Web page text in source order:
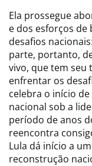
Ela prossegue
e dos esforços
desafios
parte, portanto,
vivo, que tem seu
enfrentar os
celebra o início
nacional sob a
período de anos
reencontra
Lula dá início a
reconstrução